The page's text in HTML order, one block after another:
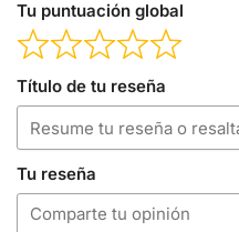
Tu puntuación global
Título de tu reseña
Tu reseña